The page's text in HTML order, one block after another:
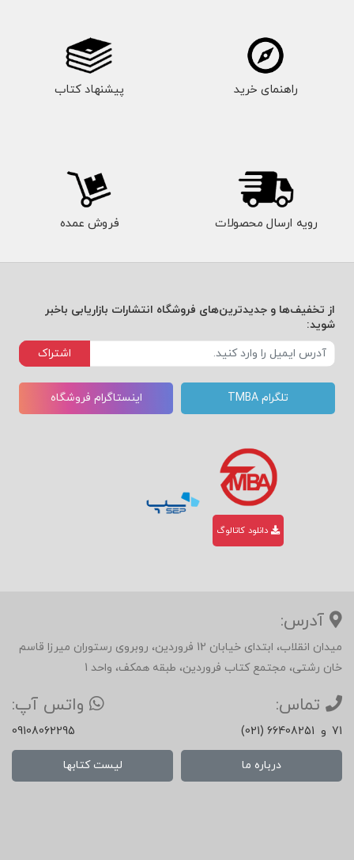
راهنمای خرید پیشنهاد کتاب
رویه ارسال محصولات فروش عمده
از تخفیف‌ها و جدیدترین‌های فروشگاه انتشارات بازاریابی باخبر
شوید:
اشتراک
تلگرام TMBA اینستاگرام فروشگاه
دانلود کاتالوگ
آدرس:
میدان انقلاب، ابتدای خیابان 12 فروردین، روبروی رستوران میرزا قاسم
خان رشتی، مجتمع کتاب فروردین، طبقه همکف، واحد 1
تماس:
(021) 66408251 و 71
واتس آپ:
09108062295
درباره ما لیست کتابها